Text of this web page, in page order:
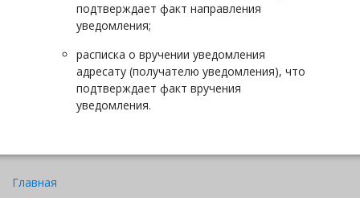
подтверждает факт направления
уведомления;
расписка о вручении уведомления
адресату (получателю уведомления), что
подтверждает факт вручения
уведомления.
Главная